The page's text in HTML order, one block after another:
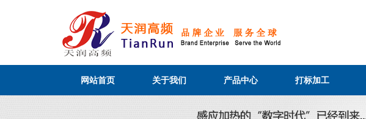
网站首页 关于我们 产品中心 打标加工